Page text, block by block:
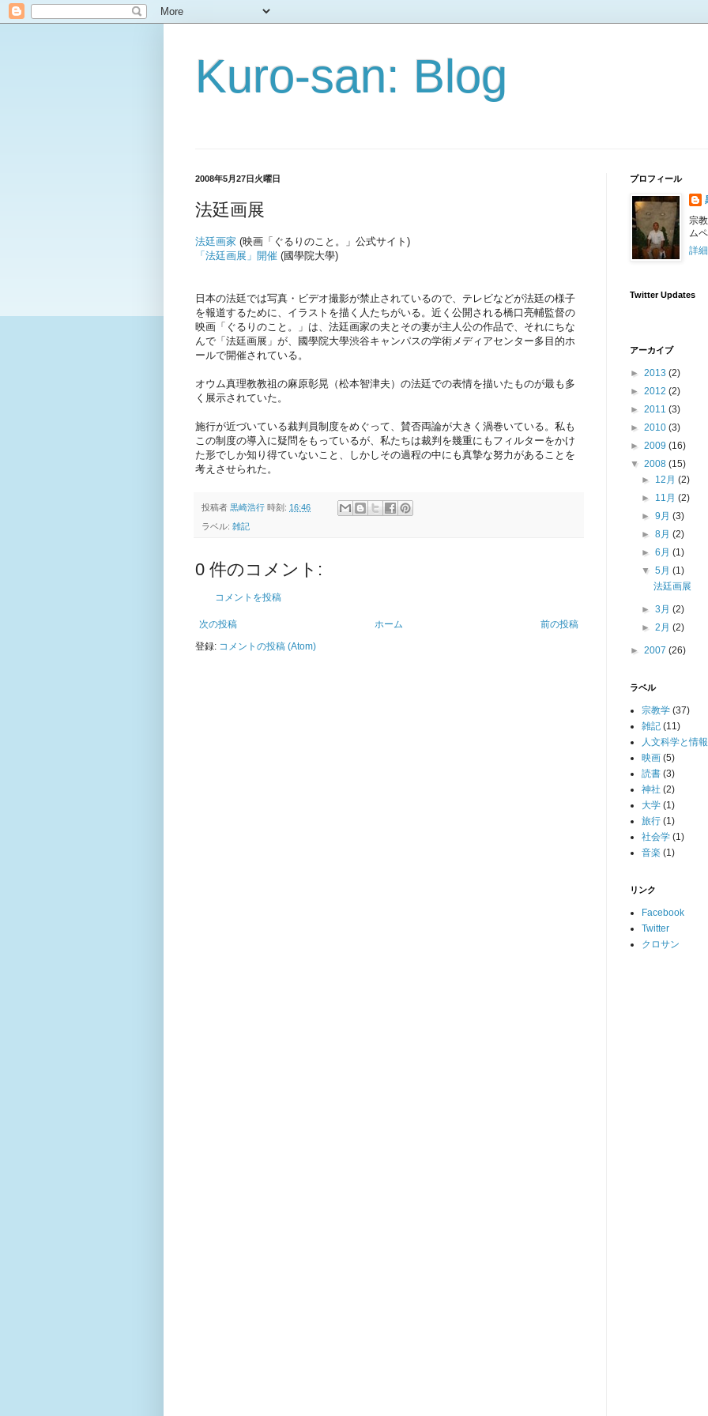
Kuro-san: Blog
2008年5月27日火曜日
法廷画展
法廷画家 (映画「ぐるりのこと。」公式サイト)
「法廷画展」開催 (國學院大學)
日本の法廷では写真・ビデオ撮影が禁止されているので、テレビなどが法廷の様子
を報道するために、イラストを描く人たちがいる。近く公開される橋口亮輔監督の
映画「ぐるりのこと。」は、法廷画家の夫とその妻が主人公の作品で、それにちな
んで「法廷画展」が、國學院大學渋谷キャンパスの学術メディアセンター多目的ホ
ールで開催されている。
オウム真理教教祖の麻原彰晃（松本智津夫）の法廷での表情を描いたものが最も多
く展示されていた。
施行が近づいている裁判員制度をめぐって、賛否両論が大きく渦巻いている。私も
この制度の導入に疑問をもっているが、私たちは裁判を幾重にもフィルターをかけ
た形でしか知り得ていないこと、しかしその過程の中にも真摯な努力があることを
考えさせられた。
投稿者 黒崎浩行 時刻: 16:46
ラベル: 雑記
0 件のコメント:
コメントを投稿
次の投稿 前の投稿
ホーム
登録: コメントの投稿 (Atom)
プロフィール
宗
ム
詳
Twitter Updates
アーカイブ
► 2013 (2)
► 2012 (2)
► 2011 (3)
► 2010 (3)
► 2009 (16)
▼ 2008 (15)
► 12月(2)
► 11月(2)
►9月(3)
►8月(2)
►6月(1)
▼5月(1)
法廷画展
►3月(2)
►2月(2)
► 2007 (26)
ラベル
宗教学 (37)
雑記 (11)
人文科学と情報
映画 (5)
読書 (3)
神社 (2)
大学 (1)
旅行 (1)
社会学 (1)
音楽 (1)
リンク
Facebook
Twitter
クロサン